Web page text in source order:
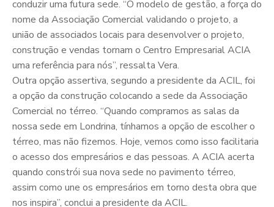
conduzir uma futura sede. “O modelo de gestão, a força do
nome da Associação Comercial validando o projeto, a
união de associados locais para desenvolver o projeto,
construção e vendas tornam o Centro Empresarial ACIA
uma referência para nós”, ressalta Vera.
Outra opção assertiva, segundo a presidente da ACIL, foi
a opção da construção colocando a sede da Associação
Comercial no térreo. “Quando compramos as salas da
nossa sede em Londrina, tínhamos a opção de escolher o
térreo, mas não fizemos. Hoje, vemos como isso facilitaria
o acesso dos empresários e das pessoas. A ACIA acerta
quando constrói sua nova sede no pavimento térreo,
assim como une os empresários em torno desta obra que
nos inspira”, conclui a presidente da ACIL.